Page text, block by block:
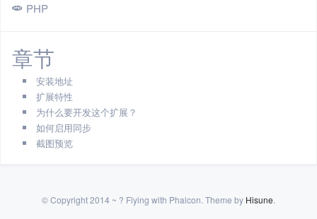
PHP
章节
安装地址
扩展特性
为什么要开发这个扩展？
如何启用同步
截图预览
© Copyright 2014 ~ ? Flying with Phalcon. Theme by Hisune.